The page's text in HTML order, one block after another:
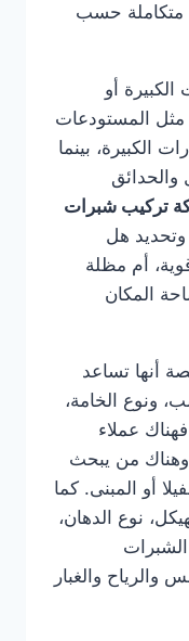
حسب
أو
مثل المستودعات
الكبيرة، بينما
والحدائق
تركيب شبرات
وتحديد هل
أم مظلة
المكان
أنها تساعد
ونوع الخامة،
عملاء
وهناك من يبحث
أو المبنى. كما
نوع الدهان،
الشبرات
والغبار